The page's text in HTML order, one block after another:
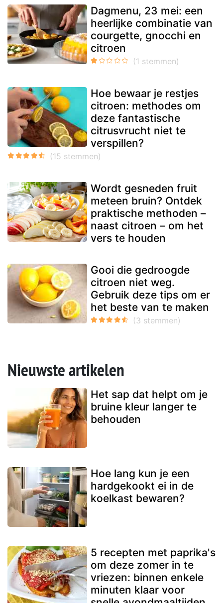
Dagmenu, 23 mei: een
heerlijke combinatie van
courgette, gnocchi en
citroen
Hoe bewaar je restjes
citroen: methodes om
deze fantastische
citrusvrucht niet te
verspillen?
Wordt gesneden fruit
meteen bruin? Ontdek
praktische methoden –
naast citroen – om het
vers te houden
Gooi die gedroogde
citroen niet weg.
Gebruik deze tips om er
het beste van te maken
Nieuwste artikelen
Het sap dat helpt om je
bruine kleur langer te
behouden
Hoe lang kun je een
hardgekookt ei in de
koelkast bewaren?
5 recepten met paprika's
om deze zomer in te
vriezen: binnen enkele
minuten klaar voor